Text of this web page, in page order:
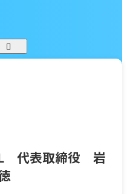
代表取締役 岩